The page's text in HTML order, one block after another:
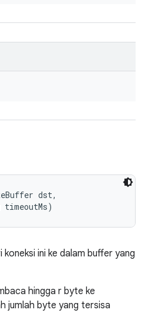
dst,
timeoutMs)
ini ke dalam buffer yang
hingga r byte ke
jumlah byte yang tersisa